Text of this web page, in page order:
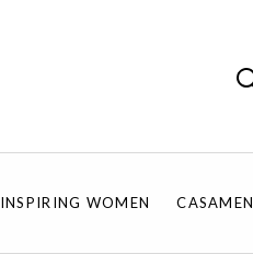
INSPIRING WOMEN